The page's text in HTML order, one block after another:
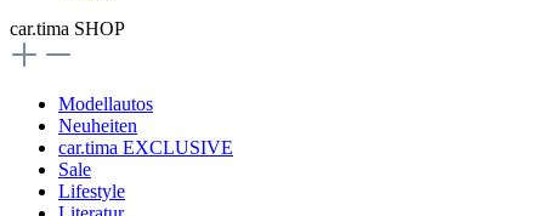
car.tima SHOP
Modellautos
Neuheiten
car.tima EXCLUSIVE
Sale
Lifestyle